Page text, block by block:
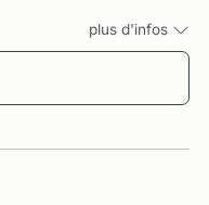
plus d'infos